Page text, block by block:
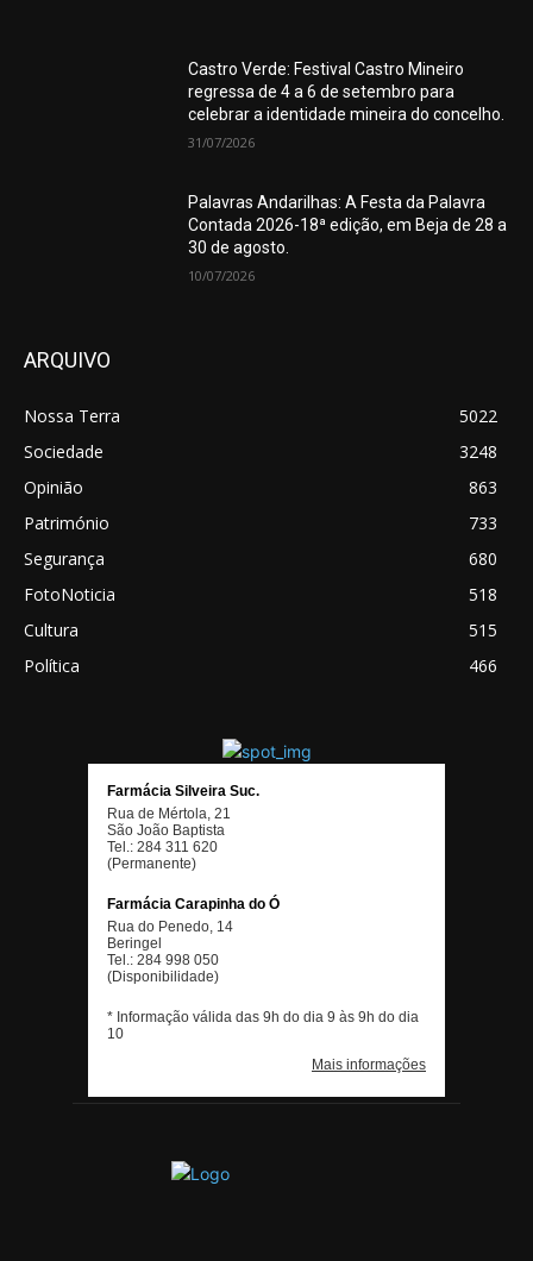
Castro Verde: Festival Castro Mineiro
regressa de 4 a 6 de setembro para
celebrar a identidade mineira do concelho.
31/07/2026
Palavras Andarilhas: A Festa da Palavra
Contada 2026-18ª edição, em Beja de 28 a
30 de agosto.
10/07/2026
ARQUIVO
Nossa Terra
5022
Sociedade
3248
Opinião
863
Património
733
Segurança
680
FotoNoticia
518
Cultura
515
Política
466